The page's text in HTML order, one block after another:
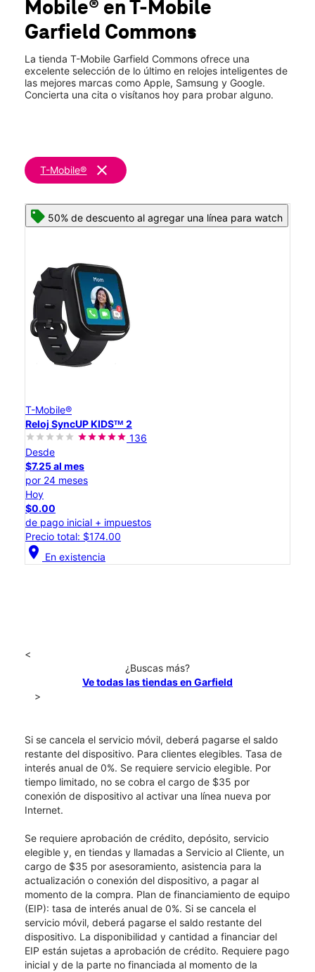
Mié.: 10:00 a.m. a 9:00 p.m.
206 Passaic St Garfield, NJ 07026
Mobile® en T-Mobile
Garfield Commons
La tienda T-Mobile Garfield Commons ofrece una
excelente selección de lo último en relojes inteligentes de
las mejores marcas como Apple, Samsung y Google.
Concierta una cita o visítanos hoy para probar alguno.
T-Mobile® clear
50% de descuento al agregar una línea para watch
T-Mobile®
Reloj SyncUP KIDSᵀᴹ 2
136
Desde
$7.25 al mes
por 24 meses
Hoy
$0.00
de pago inicial + impuestos
Precio total: $174.00
location_on En existencia
<
¿Buscas más?
Ve todas las tiendas en Garfield
>
Si se cancela el servicio móvil, deberá pagarse el saldo
restante del dispositivo. Para clientes elegibles. Tasa de
interés anual de 0%. Se requiere servicio elegible. Por
tiempo limitado, no se cobra el cargo de $35 por
conexión de dispositivo al activar una línea nueva por
Internet.
Se requiere aprobación de crédito, depósito, servicio
elegible y, en tiendas y llamadas a Servicio al Cliente, un
cargo de $35 por asesoramiento, asistencia para la
actualización o conexión del dispositivo, a pagar al
momento de la compra. Plan de financiamiento de equipo
(EIP): tasa de interés anual de 0%. Si se cancela el
servicio móvil, deberá pagarse el saldo restante del
dispositivo. La disponibilidad y cantidad a financiar del
EIP están sujetas a aprobación de crédito. Requiere pago
inicial y de la parte no financiada al momento de la